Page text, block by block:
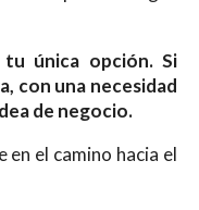
única opción. Si
con una necesidad
de negocio.
en el camino hacia el